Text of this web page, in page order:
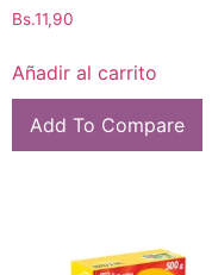
Bs.11,90
Añadir al carrito
Add To Compare